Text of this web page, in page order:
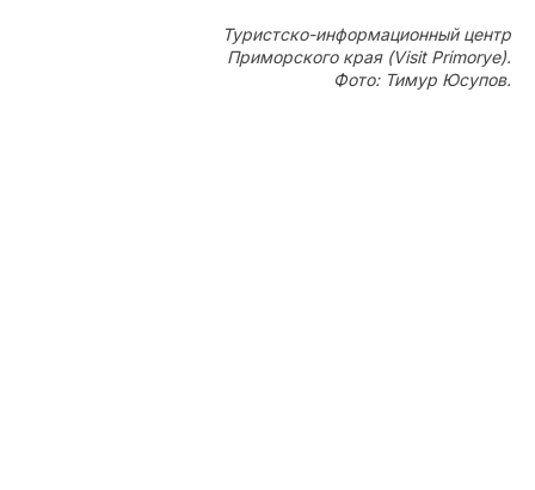
Туристско-информационный центр
Приморского края (Visit Primorye).
Фото: Тимур Юсупов.